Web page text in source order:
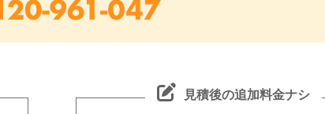
見積後の追加料金ナシ